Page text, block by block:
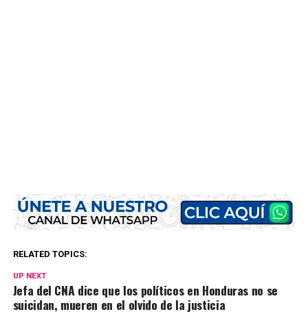
RELATED TOPICS:
UP NEXT
Jefa del CNA dice que los políticos en Honduras no se
suicidan, mueren en el olvido de la justicia